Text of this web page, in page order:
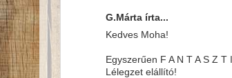
G.Márta írta...
Kedves Moha!
Egyszerűen F A N T A S Z T
Lélegzet elállító!